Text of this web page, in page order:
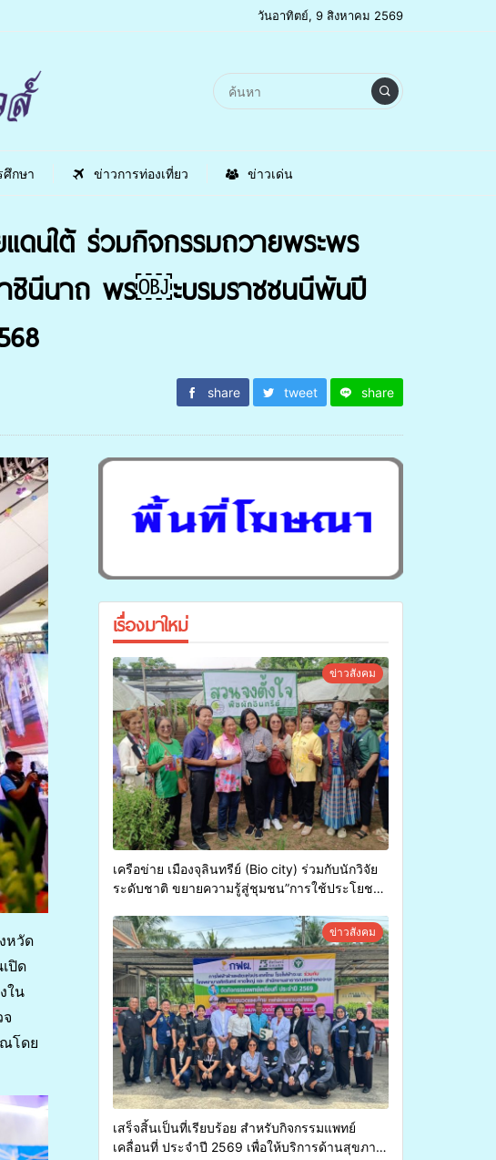
วันอาทิตย์, 9 สิงหาคม 2569
ศึกษา ข่าวการท่องเที่ยว ข่าวเด่น
นใต้ ร่วมกิจกรรมถวายพระพร
าชินีนาถ พร￼ะบรมราชชนนีพันปี
share tweet share
หวัด
ปิด
ใน
โดย
เรื่องมาใหม่
ข่าวสังคม
เครือข่าย เมืองจุลินทรีย์ (Bio city) ร่วมกับนักวิจัย
ระดับชาติ ขยายความรู้สู่ชุมชน”การใช้ประโยชน์
ค่า-พืชเศรษฐกิจ”
ข่าวสังคม
เสร็จสิ้นเป็นที่เรียบร้อย สำหรับกิจกรรมแพทย์
เคลื่อนที่ ประจำปี 2569 เพื่อให้บริการด้านสุขภาพ